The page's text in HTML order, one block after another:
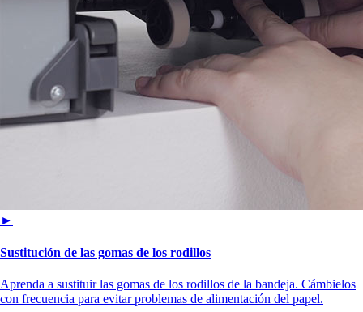
►
Sustitución de las gomas de los rodillos
Aprenda a sustituir las gomas de los rodillos de la bandeja. Cámbielos
con frecuencia para evitar problemas de alimentación del papel.